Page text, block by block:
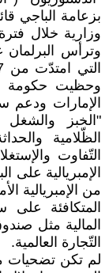
بزعامة الباجي
وترأس
وحظيت حكومة
الإمارات ودعم
"الخبز
الظّلامية
التّفاوت
الإمبريالية على
من الإمبريالية
المتكافئة
المالية مثل
التّجارة العالمية.
لم تكن تضحيات